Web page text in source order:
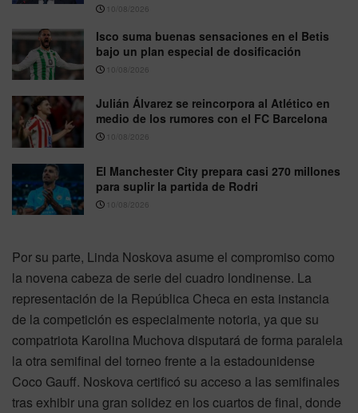
10/08/2026
Isco suma buenas sensaciones en el Betis
bajo un plan especial de dosificación
10/08/2026
Julián Álvarez se reincorpora al Atlético en
medio de los rumores con el FC Barcelona
10/08/2026
El Manchester City prepara casi 270 millones
para suplir la partida de Rodri
10/08/2026
Por su parte, Linda Noskova asume el compromiso como
la novena cabeza de serie del cuadro londinense. La
representación de la República Checa en esta instancia
de la competición es especialmente notoria, ya que su
compatriota Karolina Muchova disputará de forma paralela
la otra semifinal del torneo frente a la estadounidense
Coco Gauff. Noskova certificó su acceso a las semifinales
tras exhibir una gran solidez en los cuartos de final, donde